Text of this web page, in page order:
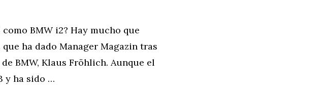
BMW i2? Hay mucho que
ha dado Manager Magazin tras
BMW, Klaus Fröhlich. Aunque el
y ha sido …